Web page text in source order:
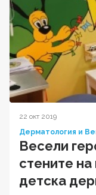
22 окт 2019
Дерматология и
Весели
стените на
детска